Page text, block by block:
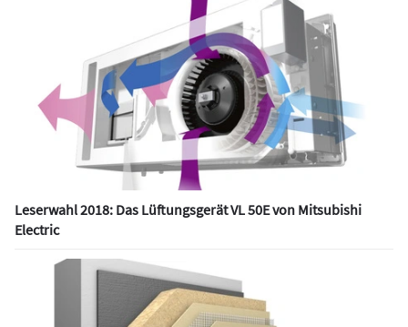
Leserwahl 2018: Das Lüftungsgerät VL 50E von Mitsubishi
Electric